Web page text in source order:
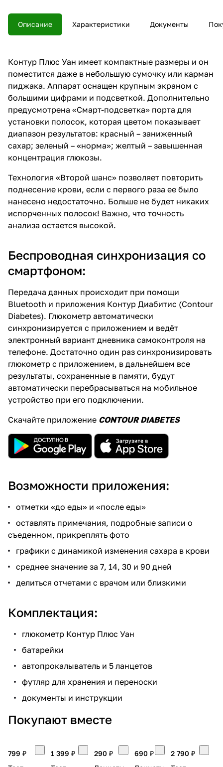
Описание Характеристики Документы
Контур Плюс Уан имеет компактные размеры и он
поместится даже в небольшую сумочку или карман
пиджака. Аппарат оснащен крупным экраном с
большими цифрами и подсветкой. Дополнительно
предусмотрена «Смарт-подсветка» порта для
установки полосок, которая цветом показывает
диапазон результатов: красный – заниженный
сахар; зеленый – «норма»; желтый – завышенная
концентрация глюкозы.
Технология «Второй шанс» позволяет повторить
поднесение крови, если с первого раза ее было
нанесено недостаточно. Больше не будет никаких
испорченных полосок! Важно, что точность
анализа остается высокой.
Беспроводная синхронизация со
смартфоном:
Передача данных происходит при помощи
Bluetooth и приложения Контур Диабитис (Contour
Diabetes). Глюкометр автоматически
синхронизируется с приложением и ведёт
электронный вариант дневника самоконтроля на
телефоне. Достаточно один раз синхронизировать
глюкометр с приложением, в дальнейшем все
результаты, сохраненные в памяти, будут
автоматически перебрасываться на мобильное
устройство при его подключении.
Скачайте приложение CONTOUR DIABETES
Возможности приложения:
отметки «до еды» и «после еды»
оставлять примечания, подробные записи о
съеденном, прикреплять фото
графики с динамикой изменения сахара в крови
среднее значение за 7, 14, 30 и 90 дней
делиться отчетами с врачом или близкими
Комплектация:
глюкометр Контур Плюс Уан
батарейки
автопрокалыватель и 5 ланцетов
футляр для хранения и переноски
документы и инструкции
Покупают вместе
799 ₽
1 399 ₽
290 ₽
690 ₽
2 790 ₽